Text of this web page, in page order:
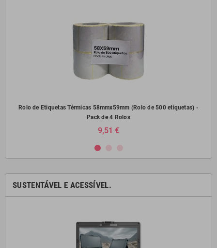
Rolo de Etiquetas Térmicas 58mmx59mm (Rolo de 500 etiquetas) -
Pack de 4 Rolos
9,51 €
SUSTENTÁVEL E ACESSÍVEL.